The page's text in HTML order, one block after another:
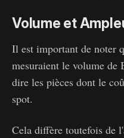
Volume et
Il est important de noter
mesuraient le volume de
dire les pièces dont le
spot.
Cela diffère toutefois de